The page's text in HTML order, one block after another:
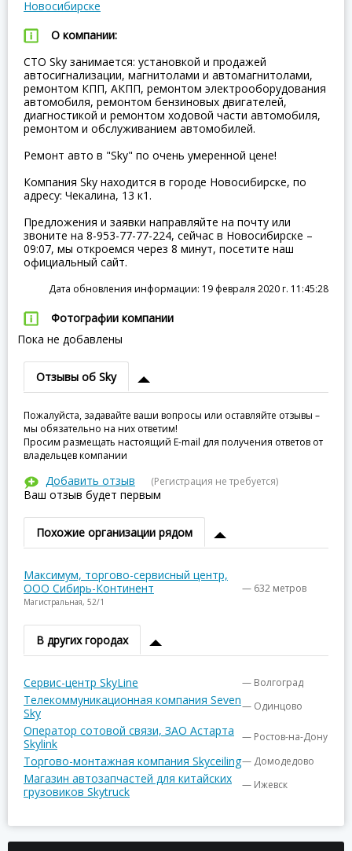
Новосибирске
О компании:
СТО Sky занимается: установкой и продажей
автосигнализации, магнитолами и автомагнитолами,
ремонтом КПП, АКПП, ремонтом электрооборудования
автомобиля, ремонтом бензиновых двигателей,
диагностикой и ремонтом ходовой части автомобиля,
ремонтом и обслуживанием автомобилей.
Ремонт авто в "Sky" по очень умеренной цене!
Компания Sky находится в городе Новосибирске, по
адресу: Чекалина, 13 к1.
Предложения и заявки направляйте на почту или
звоните на 8-953-77-77-224, сейчас в Новосибирске –
09:07, мы откроемся через 8 минут, посетите наш
официальный сайт.
Дата обновления информации: 19 февраля 2020 г. 11:45:28
Фотографии компании
Пока не добавлены
Отзывы об Sky
Пожалуйста, задавайте ваши вопросы или оставляйте отзывы –
мы обязательно на них ответим!
Просим размещать настоящий E-mail для получения ответов от
владельцев компании
Добавить отзыв (Регистрация не требуется)
Ваш отзыв будет первым
Похожие организации рядом
Максимум, торгово-сервисный центр,
ООО Cибирь-Континент
Магистральная, 52/1
— 632 метров
В других городах
Сервис-центр SkyLine — Волгоград
Телекоммуникационная компания Seven
Sky
— Одинцово
Оператор сотовой связи, ЗАО Астарта
Skylink
— Ростов-на-Дону
Торгово-монтажная компания Skyceiling— Домодедово
Магазин автозапчастей для китайских
грузовиков Skytruck
— Ижевск